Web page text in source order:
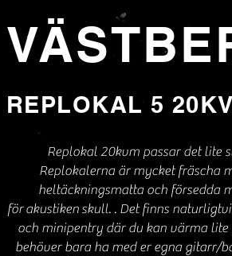
REPLOKAL 5
Replokal 20kvm passar det lite
Replokalerna är mycket fräscha
heltäckningsmatta och försedda
förakustikenskull. . Det finns
och minipentry där du kan värma lite
behöver bara ha med er egna gitarr/